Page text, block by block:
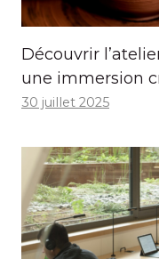
Découvrir
une immersion
30 juillet 2025